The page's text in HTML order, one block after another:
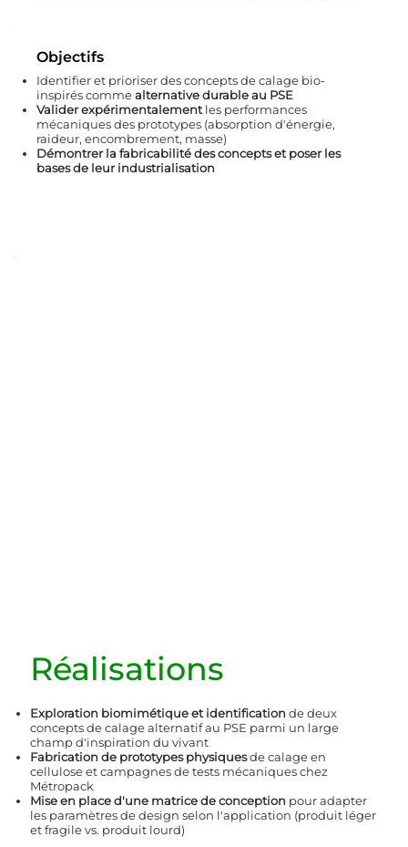
Objectifs
Identifier et prioriser des concepts de calage bio-
inspirés commealternative durable au PSE
Valider expérimentalementles performances
mécaniques des prototypes (absorption d'énergie,
raideur, encombrement, masse)
Démontrer la fabricabilité des concepts et poser les
bases de leur industrialisation
Réalisations
Exploration biomimétique et identificationde deux
concepts de calage alternatif au PSE parmi un large
champ d'inspiration du vivant
Fabrication de prototypes physiquesde calage en
cellulose et campagnes de tests mécaniques chez
Métropack
Mise en place d'une matrice de conception pour adapter
les paramètres de design selon l'application (produit léger
et fragile vs. produit lourd)